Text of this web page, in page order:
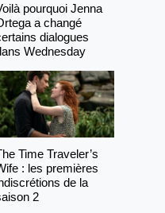
pourquoi Jenna
a changé
dialogues
Wednesday
Time Traveler’s
: les premières
de la
2